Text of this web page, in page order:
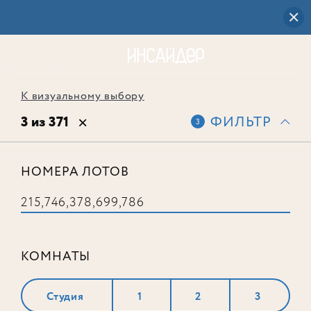
К визуальному выбору
3 из 371 3 ФИЛЬТР
НОМЕРА ЛОТОВ
КОМНАТЫ
Студия 1 2 3